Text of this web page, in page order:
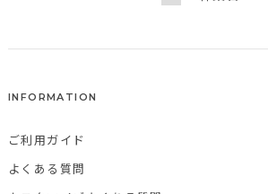
INFORMATION
ご利用ガイド
よくある質問